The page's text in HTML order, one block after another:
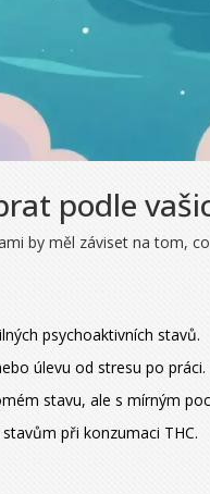
podle
by měl záviset na tom,
psychoaktivních stavů.
úlevu od stresu po práci.
stavu, ale s mírným
při konzumaci THC.